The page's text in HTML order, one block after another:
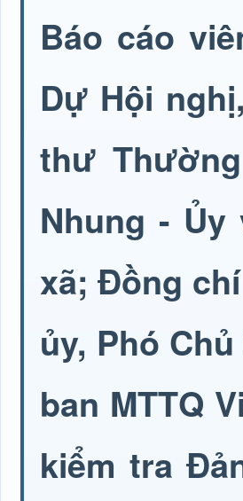
Báo cáo
Dự Hội
thư
Nhung -
xã; Đồng
ủy, Phó
ban MTTQ
kiểm tra